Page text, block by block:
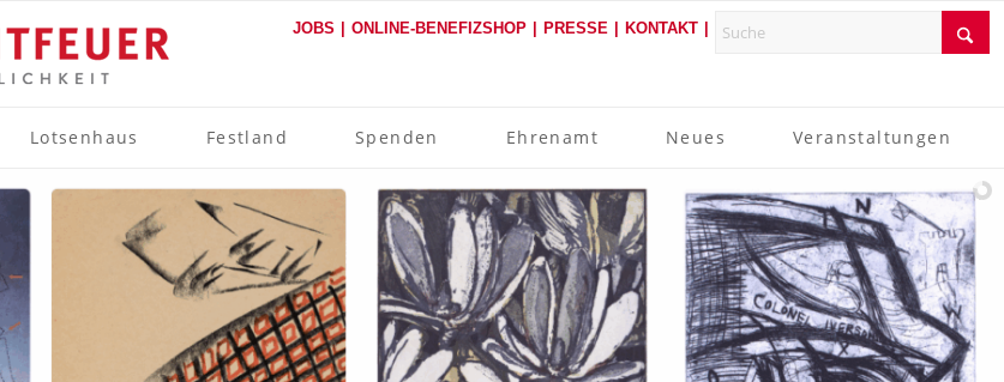
JOBS ONLINE-BENEFIZSHOP PRESSE KONTAKT
Lotsenhaus Festland Spenden Ehrenamt Neues Veranstaltungen